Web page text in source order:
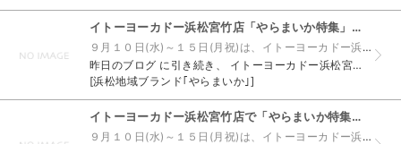
イトーヨーカドー浜松宮竹店「やらまいか特集」出品認定品紹介！
９月１０日(水)～１５日(月祝)は、イトーヨーカドー浜松宮竹店へ行こう！
昨日のブログ に引き続き、 イトーヨーカドー浜松宮竹店 にて開催されます、 「やらまいか特集」 に出展される やらまいかブランド認定品をご紹介いたします！ 本日は「地場食品」、「地酒」、「伝統...
[浜松地域ブランド｢やらまいか｣]
イトーヨーカドー浜松宮竹店で「やらまいか特集」開催決定！
９月１０日(水)～１５日(月祝)は、イトーヨーカドー浜松宮竹店へ行こう！